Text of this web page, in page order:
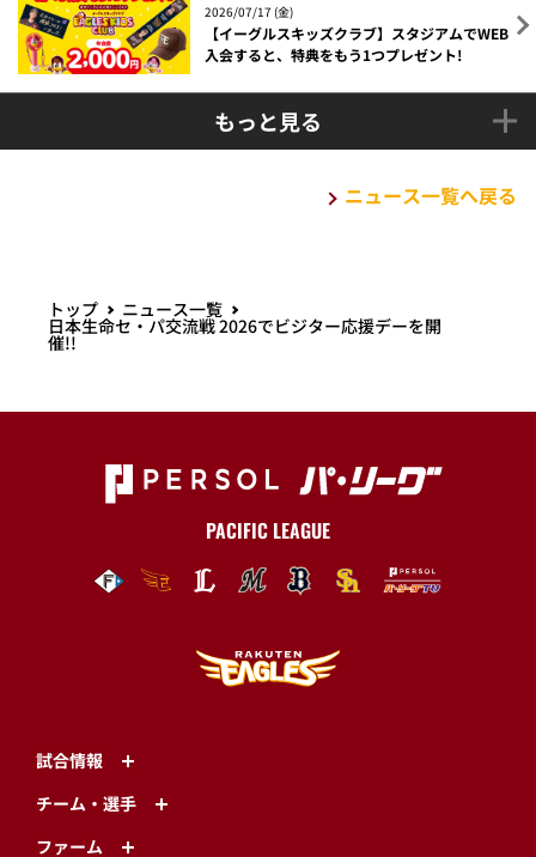
2026/07/17 (金)
【イーグルスキッズクラブ】スタジアムでWEB
入会すると、特典をもう1つプレゼント!
もっと見る
ニュース一覧へ戻る
トップ ニュース一覧
日本生命セ・パ交流戦 2026でビジター応援デーを開
催!!
PACIFIC LEAGUE
試合情報
チーム・選手
ファーム